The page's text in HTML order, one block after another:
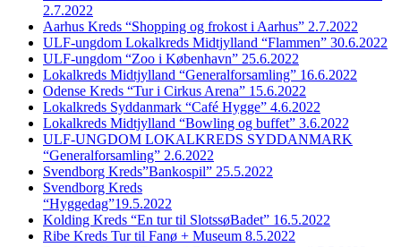
2.7.2022
Aarhus Kreds “Shopping og frokost i Aarhus” 2.7.2022
ULF-ungdom Lokalkreds Midtjylland “Flammen” 30.6.2022
ULF-ungdom “Zoo i København” 25.6.2022
Lokalkreds Midtjylland “Generalforsamling” 16.6.2022
Odense Kreds “Tur i Cirkus Arena” 15.6.2022
Lokalkreds Syddanmark “Café Hygge” 4.6.2022
Lokalkreds Midtjylland “Bowling og buffet” 3.6.2022
ULF-UNGDOM LOKALKREDS SYDDANMARK
“Generalforsamling” 2.6.2022
Svendborg Kreds”Bankospil” 25.5.2022
Svendborg Kreds
“Hyggedag”19.5.2022
Kolding Kreds “En tur til SlotssøBadet” 16.5.2022
Ribe Kreds Tur til Fanø + Museum 8.5.2022